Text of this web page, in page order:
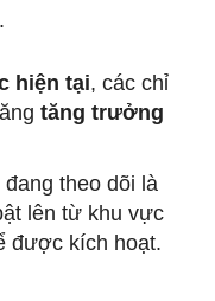
hiện tại, các chỉ
tăng trưởng
đang theo dõi là
lên từ khu vực
được kích hoạt.